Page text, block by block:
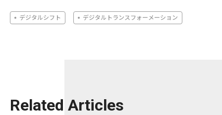
デジタルシフト デジタルトランスフォーメーション
Related Articles